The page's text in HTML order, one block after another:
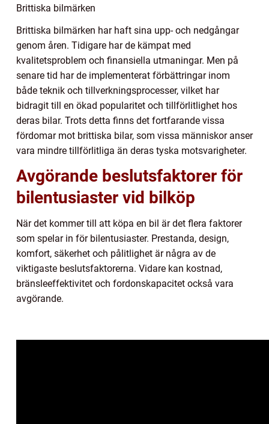
Brittiska bilmärken
Brittiska bilmärken har haft sina upp- och nedgångar
genom åren. Tidigare har de kämpat med
kvalitetsproblem och finansiella utmaningar. Men på
senare tid har de implementerat förbättringar inom
både teknik och tillverkningsprocesser, vilket har
bidragit till en ökad popularitet och tillförlitlighet hos
deras bilar. Trots detta finns det fortfarande vissa
fördomar mot brittiska bilar, som vissa människor anser
vara mindre tillförlitliga än deras tyska motsvarigheter.
Avgörande beslutsfaktorer för
bilentusiaster vid bilköp
När det kommer till att köpa en bil är det flera faktorer
som spelar in för bilentusiaster. Prestanda, design,
komfort, säkerhet och pålitlighet är några av de
viktigaste beslutsfaktorerna. Vidare kan kostnad,
bränsleeffektivitet och fordonskapacitet också vara
avgörande.